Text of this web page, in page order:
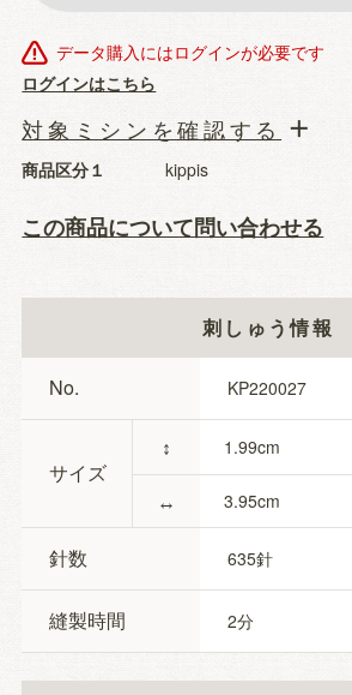
データ購入にはログインが必要です
ログインはこちら
商品区分１ kippis
この商品について問い合わせる
対象ミシンを確認する
刺しゅう情報
No. KP220027
サイズ
↕
↔
1.99
3.95
針数 635
縫製時間 2